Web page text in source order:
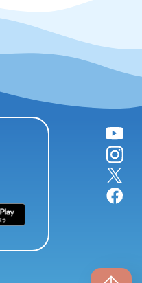
YouTube
instagram
X
facebook